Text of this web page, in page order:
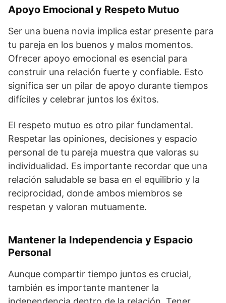
Apoyo Emocional y Respeto Mutuo
Ser una buena novia implica estar presente para
tu pareja en los buenos y malos momentos.
Ofrecer apoyo emocional es esencial para
construir una relación fuerte y confiable. Esto
significa ser un pilar de apoyo durante tiempos
difíciles y celebrar juntos los éxitos.
El respeto mutuo es otro pilar fundamental.
Respetar las opiniones, decisiones y espacio
personal de tu pareja muestra que valoras su
individualidad. Es importante recordar que una
relación saludable se basa en el equilibrio y la
reciprocidad, donde ambos miembros se
respetan y valoran mutuamente.
Mantener la Independencia y Espacio
Personal
Aunque compartir tiempo juntos es crucial,
también es importante mantener la